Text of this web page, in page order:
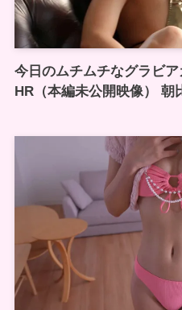
今日のムチムチなグラビ
HR（本編未公開映像） 朝